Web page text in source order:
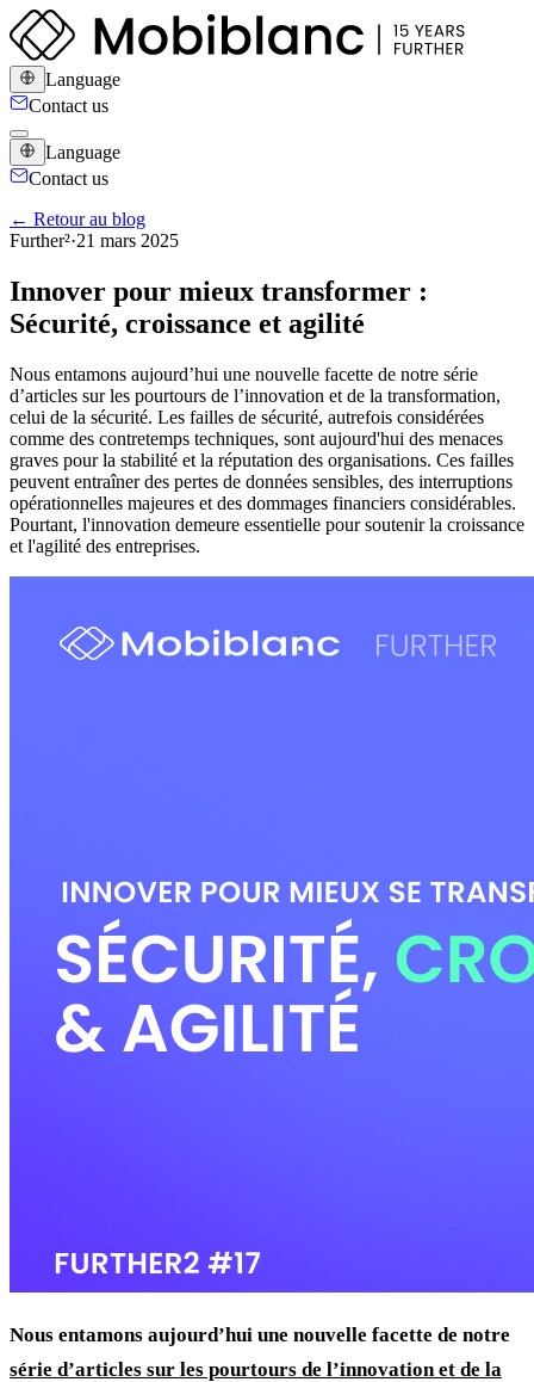
Language
Contact us
Language
Contact us
← Retour au blog
Further²·21 mars 2025
Innover pour mieux transformer :
Sécurité, croissance et agilité
Nous entamons aujourd’hui une nouvelle facette de notre série
d’articles sur les pourtours de l’innovation et de la transformation,
celui de la sécurité. Les failles de sécurité, autrefois considérées
comme des contretemps techniques, sont aujourd'hui des menaces
graves pour la stabilité et la réputation des organisations. Ces failles
peuvent entraîner des pertes de données sensibles, des interruptions
opérationnelles majeures et des dommages financiers considérables.
Pourtant, l'innovation demeure essentielle pour soutenir la croissance
et l'agilité des entreprises.
Nous entamons aujourd’hui une nouvelle facette de notre
série d’articles sur les pourtours de l’innovation et de la